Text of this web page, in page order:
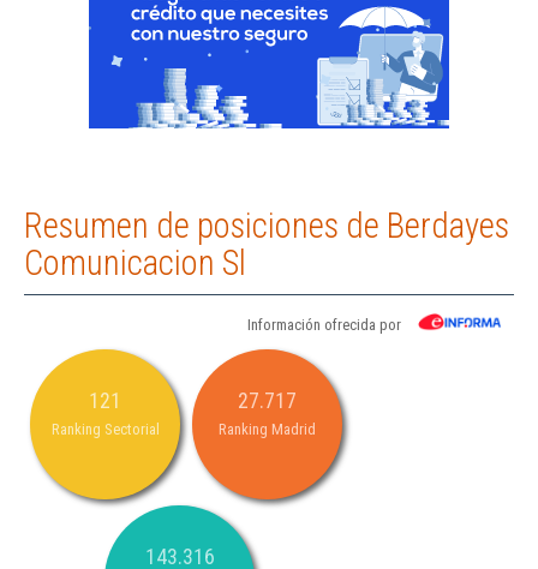
Resumen de posiciones de Berdayes
Comunicacion Sl
Información ofrecida por
121
Ranking Sectorial
27.717
Ranking Madrid
143.316